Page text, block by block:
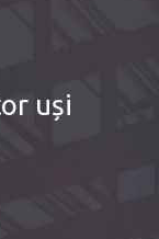
uși